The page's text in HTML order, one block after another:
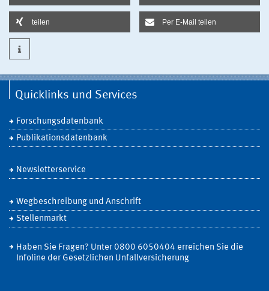
teilen Per E-Mail teilen
Quicklinks und Services
Forschungsdatenbank
Publikationsdatenbank
Newsletterservice
Wegbeschreibung und Anschrift
Stellenmarkt
Haben Sie Fragen? Unter 0800 6050404 erreichen Sie die
Infoline der Gesetzlichen Unfallversicherung